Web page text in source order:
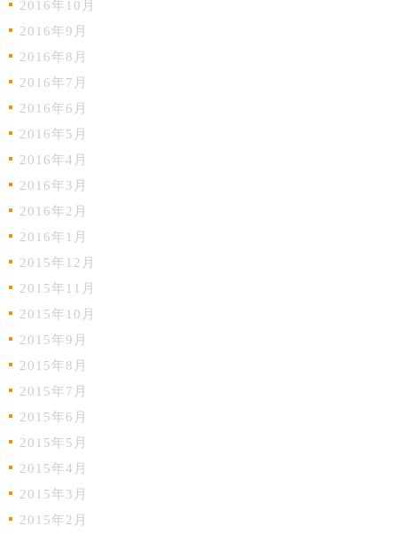
2016年10月
2016年9月
2016年8月
2016年7月
2016年6月
2016年5月
2016年4月
2016年3月
2016年2月
2016年1月
2015年12月
2015年11月
2015年10月
2015年9月
2015年8月
2015年7月
2015年6月
2015年5月
2015年4月
2015年3月
2015年2月